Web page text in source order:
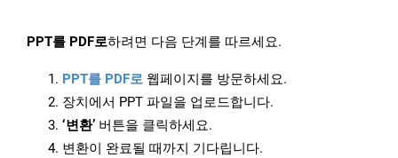
PPT를 PDF로하려면 다음 단계를 따르세요.
PPT를 PDF로 웹페이지를 방문하세요.
장치에서 PPT 파일을 업로드합니다.
‘변환’ 버튼을 클릭하세요.
변환이 완료될 때까지 기다립니다.